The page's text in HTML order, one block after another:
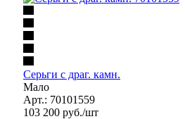
Серьги с драг. камн.
Мало
Арт.: 70101559
103 200 руб./шт